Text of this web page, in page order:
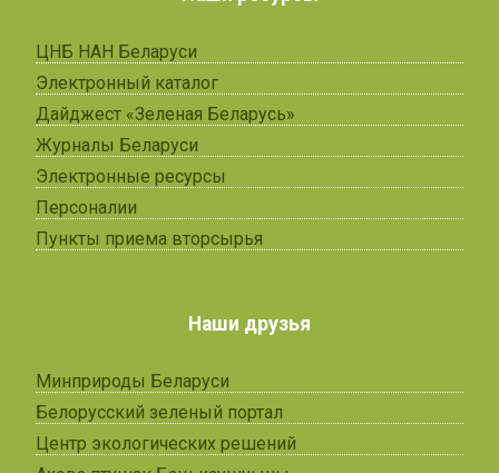
ЦНБ НАН Беларуси
Электронный каталог
Дайджест «Зеленая Беларусь»
Журналы Беларуси
Электронные ресурсы
Персоналии
Пункты приема вторсырья
Наши друзья
Минприроды Беларуси
Белорусский зеленый портал
Центр экологических решений